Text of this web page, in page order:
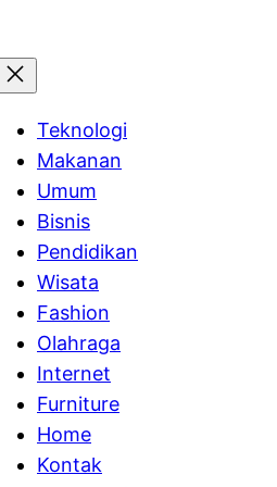
Teknologi
Makanan
Umum
Bisnis
Pendidikan
Wisata
Fashion
Olahraga
Internet
Furniture
Home
Kontak